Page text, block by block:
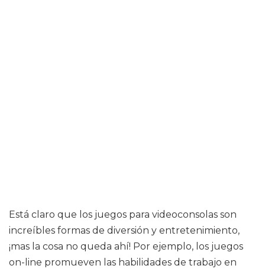
Está claro que los juegos para videoconsolas son
increíbles formas de diversión y entretenimiento,
¡mas la cosa no queda ahí! Por ejemplo, los juegos
on-line promueven las habilidades de trabajo en